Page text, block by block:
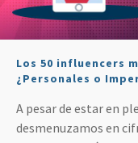
Los 50 influencers
¿Personales o
A pesar de estar en
desmenuzamos en